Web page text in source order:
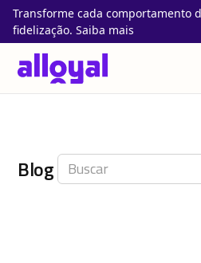
Transforme cada comportamento
fidelização. Saiba mais
Blog